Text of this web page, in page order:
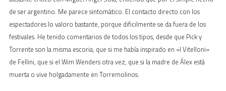
de ser argentino. Me parece sintomático. El contacto directo con los
espectadores lo valoro bastante, porque dificilmente se da fuera de los
festivales. He tenido comentarios de todos los tipos, desde que Pick y
Torrente son la misma escoria, que si me había inspirado en «I Vitelloni»
de Fellini, que si el Wim Wenders otra vez, que si la madre de Álex está
muerta o vive holgadamente en Torremolinos.